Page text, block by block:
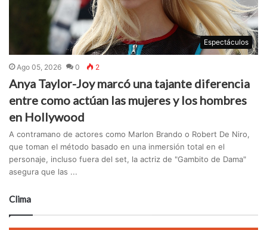
Espectáculos
Ago 05, 2026 0 2
Anya Taylor-Joy marcó una tajante diferencia
entre como actúan las mujeres y los hombres
en Hollywood
A contramano de actores como Marlon Brando o Robert De Niro,
que toman el método basado en una inmersión total en el
personaje, incluso fuera del set, la actriz de "Gambito de Dama"
asegura que las ...
Clima